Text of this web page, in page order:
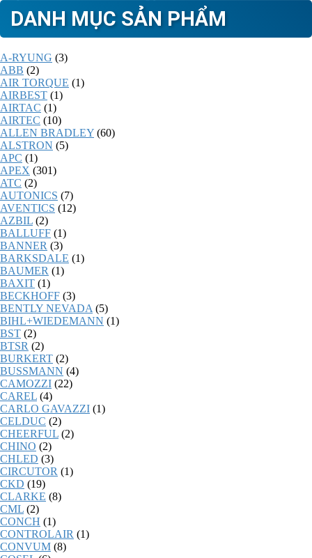
DANH MỤC SẢN PHẨM
A-RYUNG (3)
ABB (2)
AIR TORQUE (1)
AIRBEST (1)
AIRTAC (1)
AIRTEC (10)
ALLEN BRADLEY (60)
ALSTRON (5)
APC (1)
APEX (301)
ATC (2)
AUTONICS (7)
AVENTICS (12)
AZBIL (2)
BALLUFF (1)
BANNER (3)
BARKSDALE (1)
BAUMER (1)
BAXIT (1)
BECKHOFF (3)
BENTLY NEVADA (5)
BIHL+WIEDEMANN (1)
BST (2)
BTSR (2)
BURKERT (2)
BUSSMANN (4)
CAMOZZI (22)
CAREL (4)
CARLO GAVAZZI (1)
CELDUC (2)
CHEERFUL (2)
CHINO (2)
CHLED (3)
CIRCUTOR (1)
CKD (19)
CLARKE (8)
CML (2)
CONCH (1)
CONTROLAIR (1)
CONVUM (8)